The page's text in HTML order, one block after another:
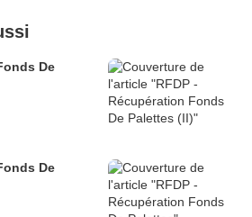
De
De